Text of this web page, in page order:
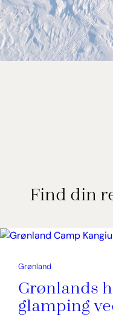
Find din
Grønland
Grønlands
glamping